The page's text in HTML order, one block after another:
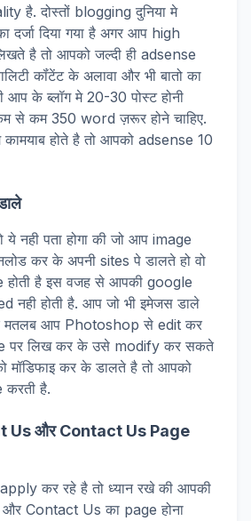
है. दोस्तों blogging दुनिया मे
दिया गया है अगर आप high
है तो आपको जल्दी ही adsense
कॉंटेंट के अलावा और भी बातो का
आप के ब्लॉग मे 20-30 पोस्ट होनी
से कम 350 word ज़रूर होने चाहिए.
होते है तो आपको adsense 10
नही पता होगा की जो आप image
कर के अपनी sites पे डालते हो वो
है इस वजह से आपकी google
नही होती है. आप जो भी इमेजस डाले
आप Photoshop से edit कर
पर लिख कर के उसे modify कर सकते
कर के डालते है तो आपको
है.
Us और Contact Us Page
कर रहे है तो ध्यान रखे की आपकी
Contact Us का page होना